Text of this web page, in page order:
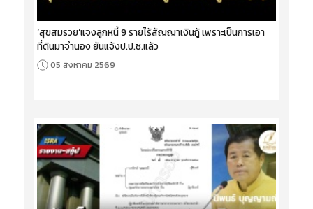
‘สุขสมรวย’แจงลูกหนี้ 9 รายไร้สัญญาเงินกู้ เพราะเป็นการเอา
ที่ดินมาจำนอง ยันแจ้งป.ป.ช.แล้ว
05 สิงหาคม 2569